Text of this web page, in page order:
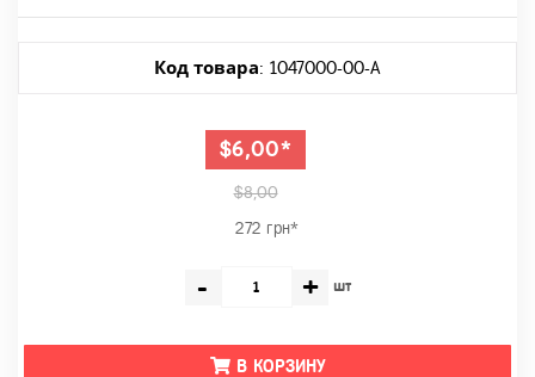
Код товара: 1047000-00-A
$6,00*
$8,00
272 грн*
- + шт
В КОРЗИНУ